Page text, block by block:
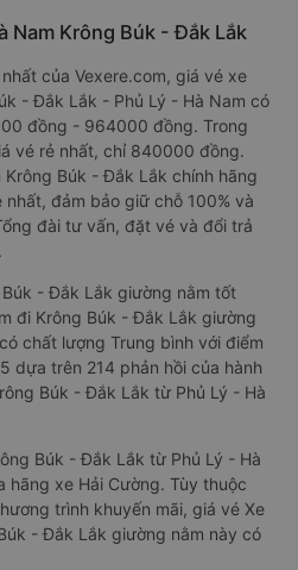
Nam Krông Búk - Đắk Lắk
của Vexere.com, giá vé xe
- Đắk Lắk - Phủ Lý - Hà Nam có
đồng - 964000 đồng. Trong
vé rẻ nhất, chỉ 840000 đồng.
Búk - Đắk Lắk chính hãng
nhất, đảm bảo giữ chỗ 100% và
đài tư vấn, đặt vé và đổi trả
.
Búk - Đắk Lắk giường nằm tốt
đi Krông Búk - Đắk Lắk giường
chất lượng Trung bình với điểm
dựa trên 214 phản hồi của hành
Búk - Đắk Lắk từ Phủ Lý - Hà
Búk - Đắk Lắk từ Phủ Lý - Hà
xe Hải Cường. Tùy thuộc
trình khuyến mãi, giá vé Xe
- Đắk Lắk giường nằm này có